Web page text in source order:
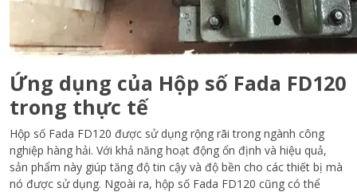
Ứng dụng của Hộp số Fada FD120
trong thực tế
Hộp số Fada FD120 được sử dụng rộng rãi trong ngành công
nghiệp hàng hải. Với khả năng hoạt động ổn định và hiệu quả,
sản phẩm này giúp tăng độ tin cậy và độ bền cho các thiết bị mà
nó được sử dụng. Ngoài ra, hộp số Fada FD120 cũng có thể